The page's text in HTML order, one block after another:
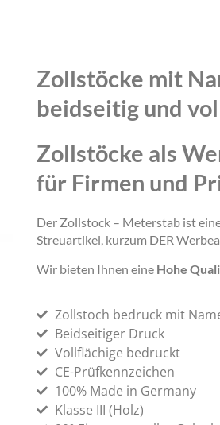
Zollstöcke mit
beidseitig und
Zollstöcke als
für Firmen und
Der Zollstock – Meterstab ist
Streuartikel, kurzum DER
Wir bieten Ihnen eine Hohe
Zollstoch bedruck mit
Beidseitiger Druck
Vollflächige bedruckt
CE-Prüfkennzeichen
100% Made in Germany
Klasse III (Holz)